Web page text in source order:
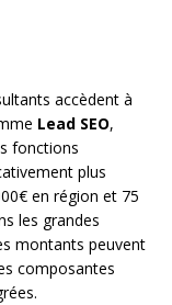
accèdent à
Lead SEO,
fonctions
plus
en région et 75
les grandes
montants peuvent
composantes